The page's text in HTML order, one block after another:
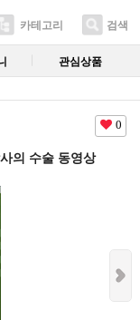
카테고리 검색
관심상품
0
의 수술 동영상